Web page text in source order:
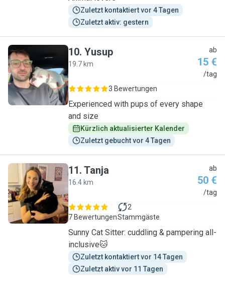
Zuletzt kontaktiert vor 4 Tagen
Zuletzt aktiv: gestern
Y
10. Yusup
19.7 km
ab
15 €
/tag
3 Bewertungen
Experienced with pups of every shape
and size
Kürzlich aktualisierter Kalender
Zuletzt gebucht vor 4 Tagen
T
11. Tanja
16.4 km
ab
50 €
/tag
7 Bewertungen
2
Stammgäste
Sunny Cat Sitter: cuddling & pampering all-
inclusive🐱
Zuletzt kontaktiert vor 14 Tagen
Zuletzt aktiv vor 11 Tagen